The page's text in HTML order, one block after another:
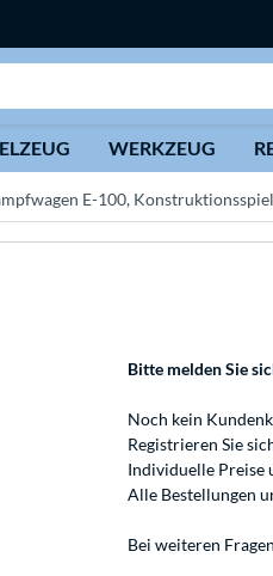
WERKZEUG
E-100,
Bitte melden Sie
Noch kein
Registrieren Sie
Individuelle Preise
Alle Bestellungen
Bei weiteren